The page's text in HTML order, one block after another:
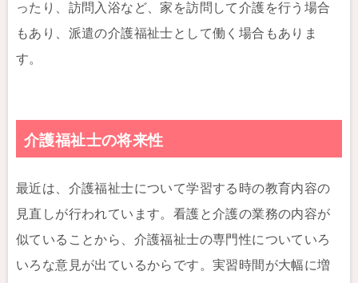
ったり、訪問入浴など、家を訪問して介護を行う場合
もあり、派遣の介護福祉士として働く場合もありま
す。
介護福祉士の将来性
最近は、介護福祉士について学習する時の教育内容の
見直しが行われています。看護と介護の業務の内容が
似ていることから、介護福祉士の専門性についていろ
いろな意見が出ているからです。実習時間が大幅に増